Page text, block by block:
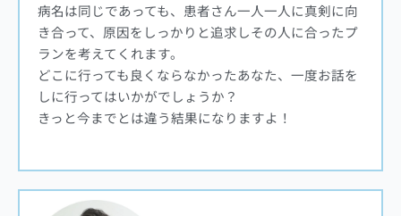
病名は同じであっても、患者さん一人一人に真剣に向
き合って、原因をしっかりと追求しその人に合ったプ
ランを考えてくれます。
どこに行っても良くならなかったあなた、一度お話を
しに行ってはいかがでしょうか？
きっと今までとは違う結果になりますよ！